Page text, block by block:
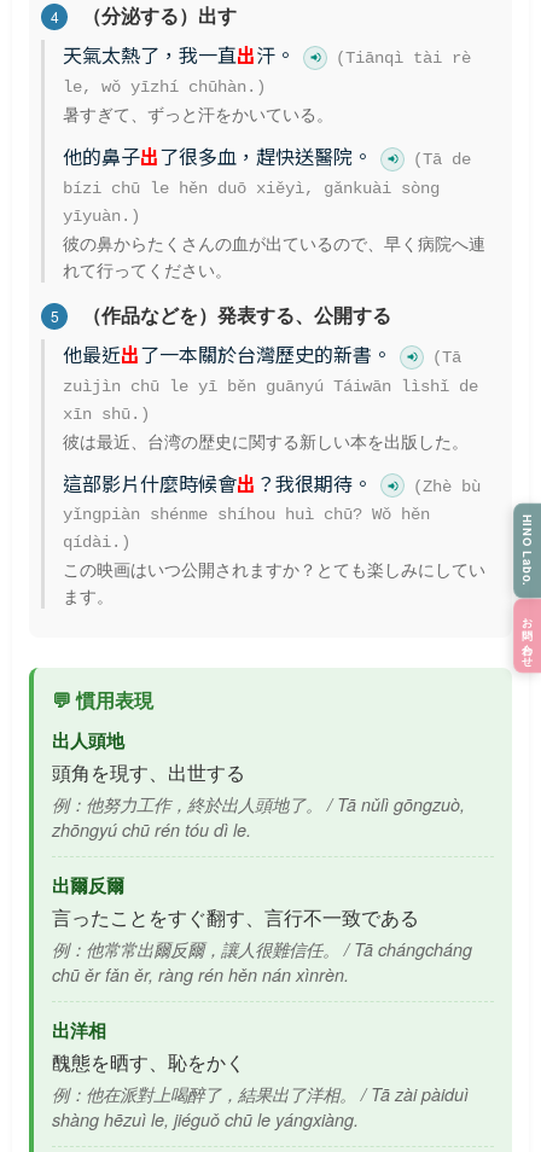
4 （分泌する）出す
天氣太熱了，我一直出汗。
(Tiānqì tài rè
le, wǒ yīzhí chūhàn.)
暑すぎて、ずっと汗をかいている。
他的鼻子出了很多血，趕快送醫院。
(Tā de
bízi chū le hěn duō xiěyì, gǎnkuài sòng
yīyuàn.)
彼の鼻からたくさんの血が出ているので、早く病院へ連
れて行ってください。
5 （作品などを）発表する、公開する
他最近出了一本關於台灣歷史的新書。
(Tā
zuìjìn chū le yī běn guānyú Táiwān lìshǐ de
xīn shū.)
彼は最近、台湾の歴史に関する新しい本を出版した。
這部影片什麼時候會出 ？我很期待。
(Zhè bù
yǐngpiàn shénme shíhou huì chū? Wǒ hěn
qídài.)
この映画はいつ公開されますか？とても楽しみにしてい
ます。
💬 慣用表現
出人頭地
頭角を現す、出世する
例：他努力工作，終於出人頭地了。 / Tā nǔlì gōngzuò,
zhōngyú chū rén tóu dì le.
出爾反爾
言ったことをすぐ翻す、言行不一致である
例：他常常出爾反爾，讓人很難信任。 / Tā chángcháng
chū ěr fǎn ěr, ràng rén hěn nán xìnrèn.
出洋相
醜態を晒す、恥をかく
例：他在派對上喝醉了，結果出了洋相。 / Tā zài pàiduì
shàng hēzuì le, jiéguǒ chū le yángxiàng.
HINO Labo.
お問い合わせ